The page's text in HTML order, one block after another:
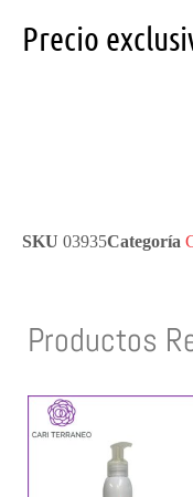
Precio
SKU 03935Categoría
Productos